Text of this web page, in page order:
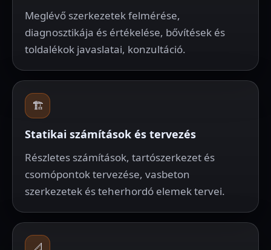
Meglévő szerkezetek felmérése,
diagnosztikája és értékelése, bővítések és
toldalékok javaslatai, konzultáció.
🏗️
Statikai számítások és tervezés
Részletes számítások, tartószerkezet és
csomópontok tervezése, vasbeton
szerkezetek és teherhordó elemek tervei.